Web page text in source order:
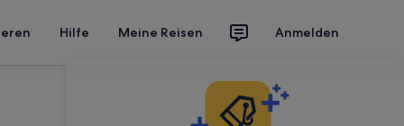
Hilfe Meine Reisen Anmelden